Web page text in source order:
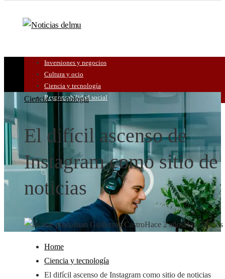
Inversiones y negocios
Cultura y ocio
Ciencia y tecnología
Responsabilidad social
Ciencia y tecnología
El difícil ascenso de
Instagram como sitio de
noticias
Juan Guillermo CastroHace 2 añosHace 2 años
Home
Ciencia y tecnología
El difícil ascenso de Instagram como sitio de noticias